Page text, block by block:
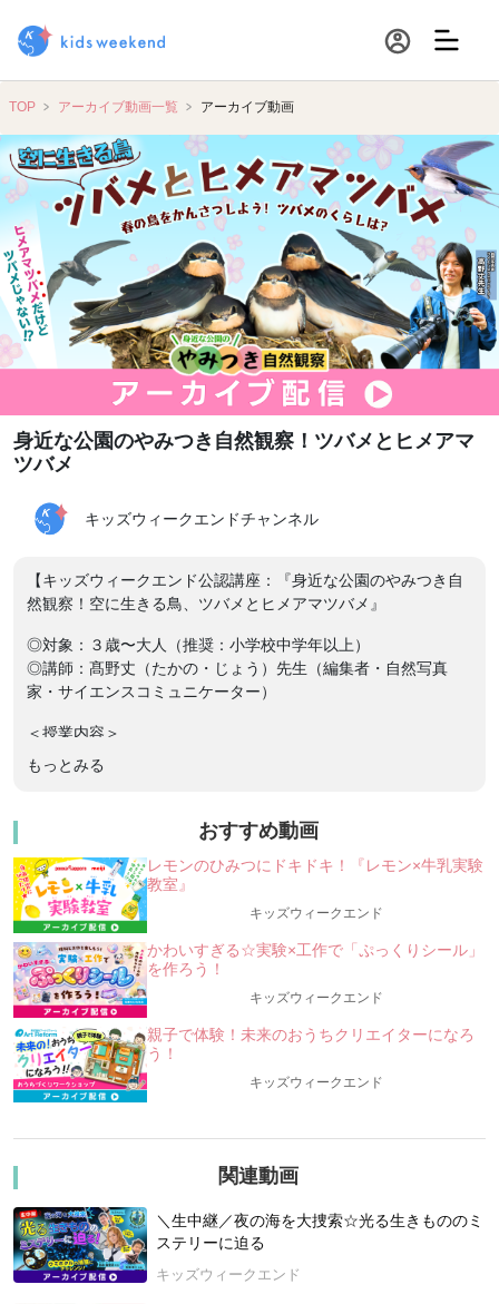
TOP アーカイブ動画一覧 アーカイブ動画
身近な公園のやみつき自然観察！ツバメとヒメアマ
ツバメ
キッズウィークエンドチャンネル
【キッズウィークエンド公認講座：『身近な公園のやみつき自
然観察！空に生きる鳥、ツバメとヒメアマツバメ』
◎対象：３歳〜大人（推奨：小学校中学年以上）
◎講師：髙野丈（たかの・じょう）先生（編集者・自然写真
家・サイエンスコミュニケーター）
＜授業内容＞
ツバメを見たことがありますか？
3月は各地でツバメがシーズン初めて確認される時期。
巣にいるひなに、親鳥がえさを与えるようすを見たことがある
人もいますよね。
身の回りで子育てするツバメはかんさつしやすい鳥です。
でも、それ以外にツバメがどんなくらしをしているかは、意外
と知られていないものです。
今回のテーマは、旬の鳥であるツバメです。
さらに、ツバメという名前がついているものの、別のグループ
の鳥であるアマツバメのなかまから、
「ヒメアマツバメ」もご紹介します。
ましょう！
【講師】髙野丈（たかの・じょう）
文一総合出版編集部所属。編集者・自然写真家・サイエンスコ
ミュニケーター。
自然科学分野の図鑑、一般書、児童書の編集に携わる編集者。
東京・吉祥寺の井の頭公園での毎日の観察と撮影をベースに自
もっとみる
おすすめ動画
レモンのひみつにドキドキ！『レモン×牛乳実験
教室』
キッズウィークエンド
かわいすぎる☆実験×工作で「ぷっくりシール」
を作ろう！
キッズウィークエンド
親子で体験！未来のおうちクリエイターになろ
う！
キッズウィークエンド
関連動画
＼生中継／夜の海を大捜索☆光る生きもののミ
ステリーに迫る
キッズウィークエンド